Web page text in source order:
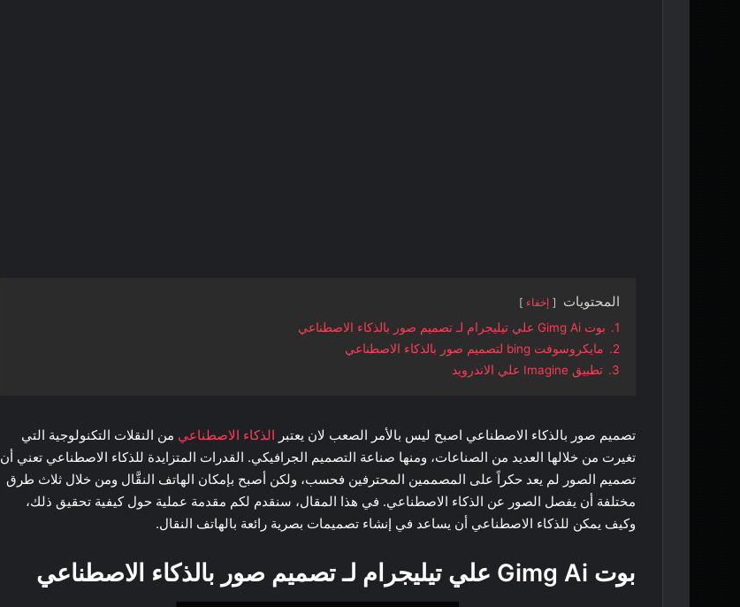
المحتويات إخفاء
1.
بوت Gimg Ai علي تيليجرام لـ تصميم صور بالذكاء الاصطناعي
2.
مايكروسوفت bing لتصميم صور بالذكاء الاصطناعي
3.
تطبيق Imagine علي الاندرويد
تصميم صور بالذكاء الاصطناعي اصبح ليس بالأمر الصعب لان يعتبر الذكاء الاصطناعي من النقلات التكنولوجية التي
تغيرت من خلالها العديد من الصناعات، ومنها صناعة التصميم الجرافيكي. القدرات المتزايدة للذكاء الاصطناعي تعني أن
تصميم الصور لم يعد حكراً على المصممين المحترفين فحسب، ولكن أصبح بإمكان الهاتف النقَّال ومن خلال ثلاث طرق
مختلفة أن يفصل الصور عن الذكاء الاصطناعي. في هذا المقال، سنقدم لكم مقدمة عملية حول كيفية تحقيق ذلك،
وكيف يمكن للذكاء الاصطناعي أن يساعد في إنشاء تصميمات بصرية رائعة بالهاتف النقال.
بوت Gimg Ai علي تيليجرام لـ تصميم صور بالذكاء الاصطناعي